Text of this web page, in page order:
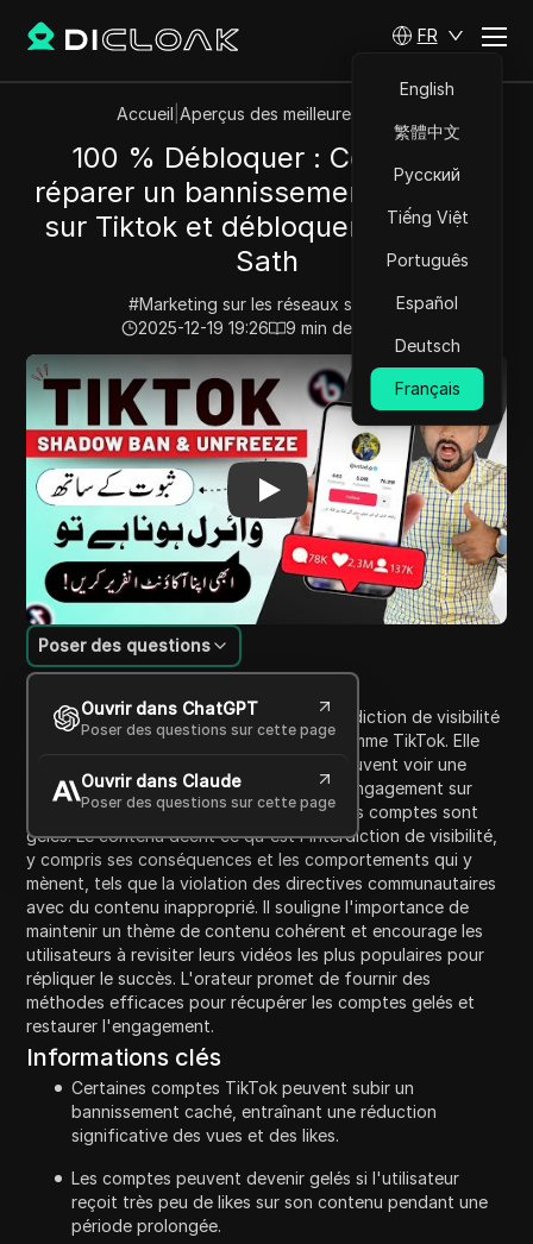
FR
English
繁體中文
Русский
Tiếng Việt
Português
Español
Deutsch
Français
Accueil Aperçus des meilleures vidéos
100 % Débloquer : Comment
réparer un bannissement d'ombre
sur Tiktok et débloquer | Sabot k
Sath
#Marketing sur les réseaux sociaux
2025-12-19 19:26
9 min de lecture
Play Video:100 % Débloquer : Comment réparer un
Introduction au contenu
Poser des questions
Ouvrir dans ChatGPT
Poser des questions sur cette page
Ouvrir dans Claude
Poser des questions sur cette page
La vidéo discute du phénomène de l'interdiction de visibilité
sur les plateformes de médias sociaux comme TikTok. Elle
explique comment certains utilisateurs peuvent voir une
réduction dramatique des "likes" et de l'engagement sur
leurs vidéos, les amenant à croire que leurs comptes sont
gelés. Le contenu décrit ce qu'est l'interdiction de visibilité,
y compris ses conséquences et les comportements qui y
mènent, tels que la violation des directives communautaires
avec du contenu inapproprié. Il souligne l'importance de
maintenir un thème de contenu cohérent et encourage les
utilisateurs à revisiter leurs vidéos les plus populaires pour
répliquer le succès. L'orateur promet de fournir des
méthodes efficaces pour récupérer les comptes gelés et
restaurer l'engagement.
Informations clés
Certaines comptes TikTok peuvent subir un
bannissement caché, entraînant une réduction
significative des vues et des likes.
Les comptes peuvent devenir gelés si l'utilisateur
reçoit très peu de likes sur son contenu pendant une
période prolongée.